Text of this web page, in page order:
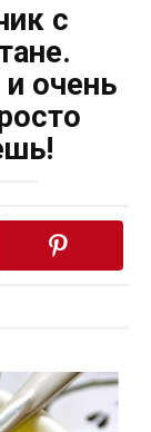
с
очень